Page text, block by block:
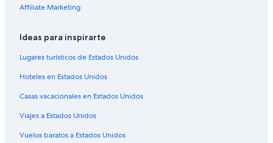
Hoteles en Medellín
Hoteles cerca de Estación de metro Niquia
Hoteles cerca de Mariposario Selva Viva
Cabañas en Barbosa
Campings en Barbosa
Hostales en Barbosa
Hoteles en Barbosa
Affiliate Marketing
Ideas para inspirarte
Lugares turísticos de Estados Unidos
Hoteles en Estados Unidos
Casas vacacionales en Estados Unidos
Viajes a Estados Unidos
Vuelos baratos a Estados Unidos